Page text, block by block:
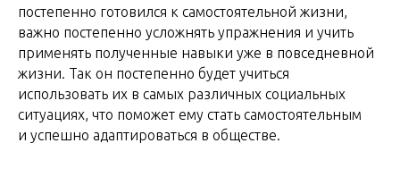
постепенно готовился к самостоятельной жизни,
важно постепенно усложнять упражнения и учить
применять полученные навыки уже в повседневной
жизни. Так он постепенно будет учиться
использовать их в самых различных социальных
ситуациях, что поможет ему стать самостоятельным
и успешно адаптироваться в обществе.